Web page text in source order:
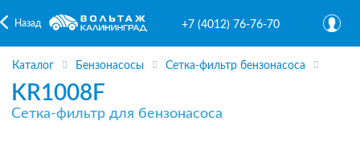
Назад +7 (4012) 76-76-70
Каталог Бензонасосы Сетка-фильтр бензонасоса
KR1008F
Сетка-фильтр для бензонасоса